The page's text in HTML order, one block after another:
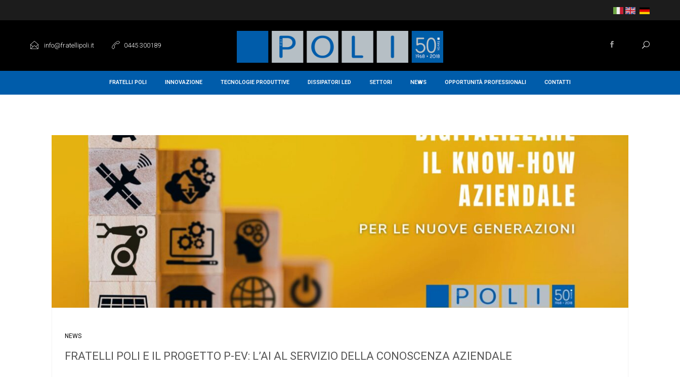
info@fratellipoli.it 0445 300189
FRATELLI POLI INNOVAZIONE TECNOLOGIE PRODUTTIVE DISSIPATORI LED SETTORI NEWS OPPORTUNITÀ PROFESSIONALI CONTATTI
NEWS
FRATELLI POLI E IL PROGETTO P-EV: L’AI AL SERVIZIO DELLA CONOSCENZA AZIENDALE